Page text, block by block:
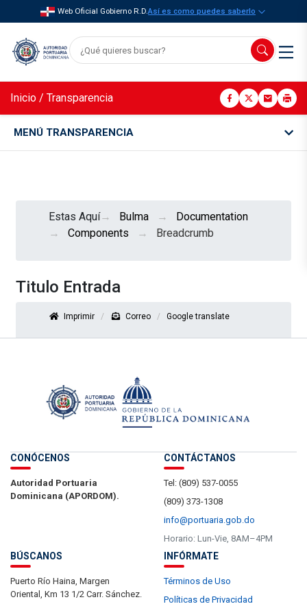
Web Oficial Gobierno R.D.Así es como puedes saberlo
Inicio / Transparencia
MENÚ TRANSPARENCIA
Estas Aquí Bulma
Documentation
Components
Breadcrumb
Titulo Entrada
Imprimir Correo Google translate
CONÓCENOS
Autoridad Portuaria
Dominicana (APORDOM).
CONTÁCTANOS
Tel: (809) 537-0055
(809) 373-1308
info@portuaria.gob.do
Horario: Lun-Vie, 8AM–4PM
BÚSCANOS
Puerto Río Haina, Margen
Oriental, Km 13 1/2 Carr. Sánchez.
INFÓRMATE
Términos de Uso
Políticas de Privacidad